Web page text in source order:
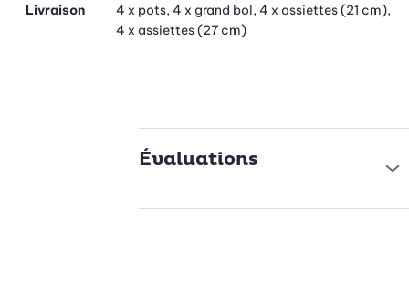
Livraison
4 x pots, 4 x grand bol, 4 x assiettes (21 cm),
4 x assiettes (27 cm)
Évaluations